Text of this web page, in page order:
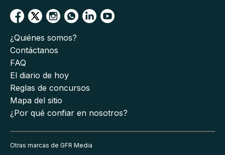
¿Quiénes somos?
Contáctanos
FAQ
El diario de hoy
Reglas de concursos
Mapa del sitio
¿Por qué confiar en nosotros?
Otras marcas de GFR Media